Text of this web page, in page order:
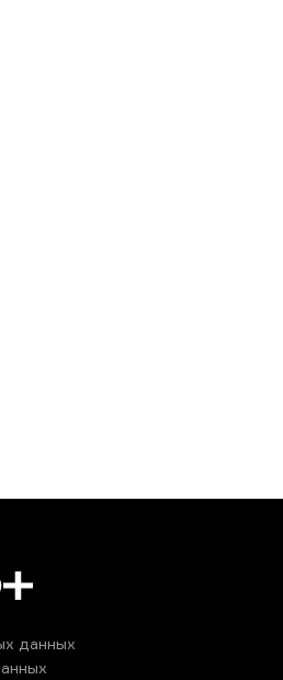
данных